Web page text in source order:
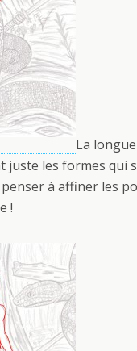
La
juste les formes qui
à affiner les
!